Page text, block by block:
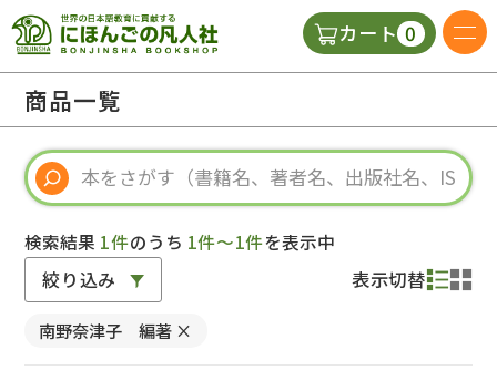
カート 0
視聴覚・補助教材
教師用参考書
商品一覧
検索結果 1件のうち 1件～1件を表示中
絞り込み 表示切替
南野奈津子 編著 ×